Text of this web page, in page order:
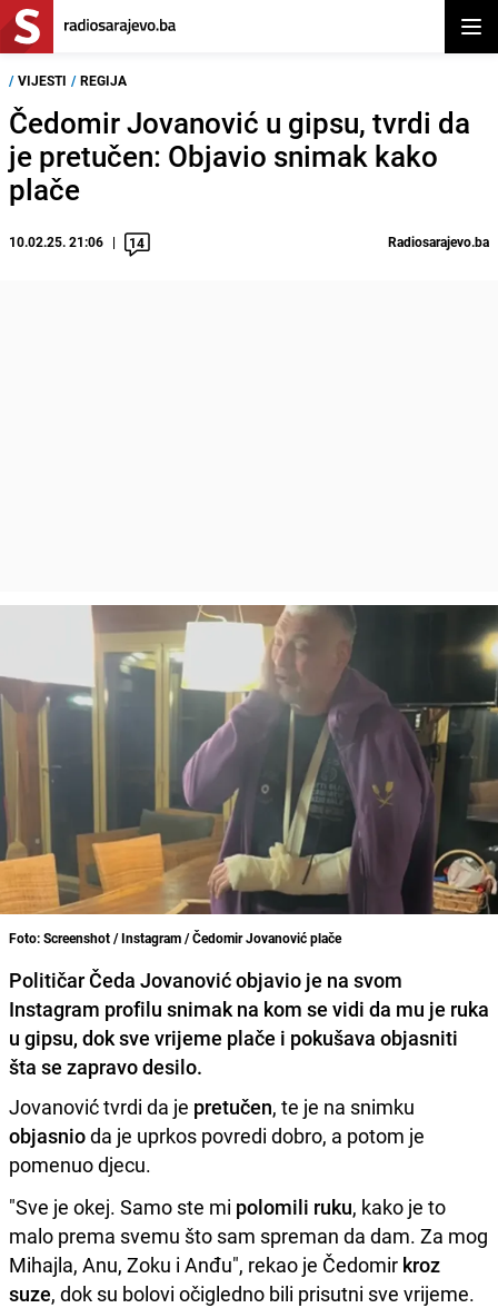
/ VIJESTI / REGIJA
Čedomir Jovanović u gipsu, tvrdi da
je pretučen: Objavio snimak kako
plače
10.02.25. 21:06 14 Radiosarajevo.ba
Foto: Screenshot / Instagram / Čedomir Jovanović plače
Političar Čeda Jovanović objavio je na svom
Instagram profilu snimak na kom se vidi da mu je ruka
u gipsu, dok sve vrijeme plače i pokušava objasniti
šta se zapravo desilo.
Jovanović tvrdi da je pretučen, te je na snimku
objasnioda je uprkos povredi dobro, a potom je
pomenuo djecu.
"Sve je okej. Samo ste mi polomili ruku, kako je to
malo prema svemu što sam spreman da dam. Za mog
Mihajla, Anu, Zoku i Anđu", rekao je Čedomir kroz
suze, dok su bolovi očigledno bili prisutni sve vrijeme.